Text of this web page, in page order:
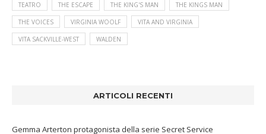
TEATRO THE ESCAPE THE KING'S MAN THE KINGS MAN
THE VOICES VIRGINIA WOOLF VITA AND VIRGINIA
VITA SACKVILLE-WEST WALDEN
ARTICOLI RECENTI
Gemma Arterton protagonista della serie Secret Service